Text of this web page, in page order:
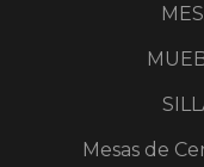
Mesas de